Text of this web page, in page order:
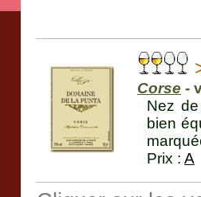
Corse -
Nez
bien
Prix : A